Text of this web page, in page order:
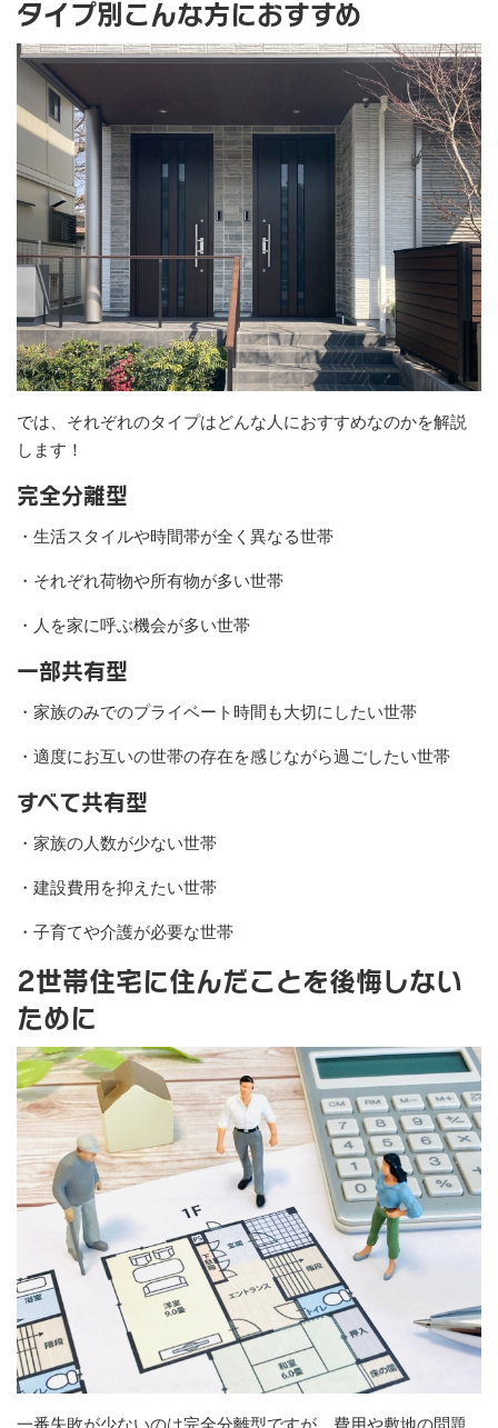
タイプ別こんな方におすすめ
では、それぞれのタイプはどんな人におすすめなのかを解説
します！
完全分離型
・生活スタイルや時間帯が全く異なる世帯
・それぞれ荷物や所有物が多い世帯
・人を家に呼ぶ機会が多い世帯
一部共有型
・家族のみでのプライベート時間も大切にしたい世帯
・適度にお互いの世帯の存在を感じながら過ごしたい世帯
すべて共有型
・家族の人数が少ない世帯
・建設費用を抑えたい世帯
・子育てや介護が必要な世帯
2世帯住宅に住んだことを後悔しない
ために